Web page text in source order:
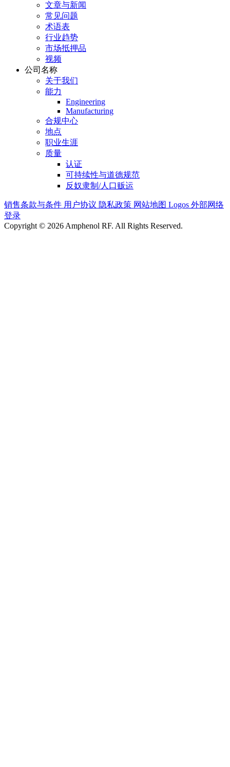
文章与新闻
常见问题
术语表
行业趋势
市场抵押品
视频
公司名称
关于我们
能力
Engineering
Manufacturing
合规中心
地点
职业生涯
质量
认证
可持续性与道德规范
反奴隶制/人口贩运
销售条款与条件 用户协议 隐私政策 网站地图 Logos 外部网络
登录
Copyright © 2026 Amphenol RF. All Rights Reserved.